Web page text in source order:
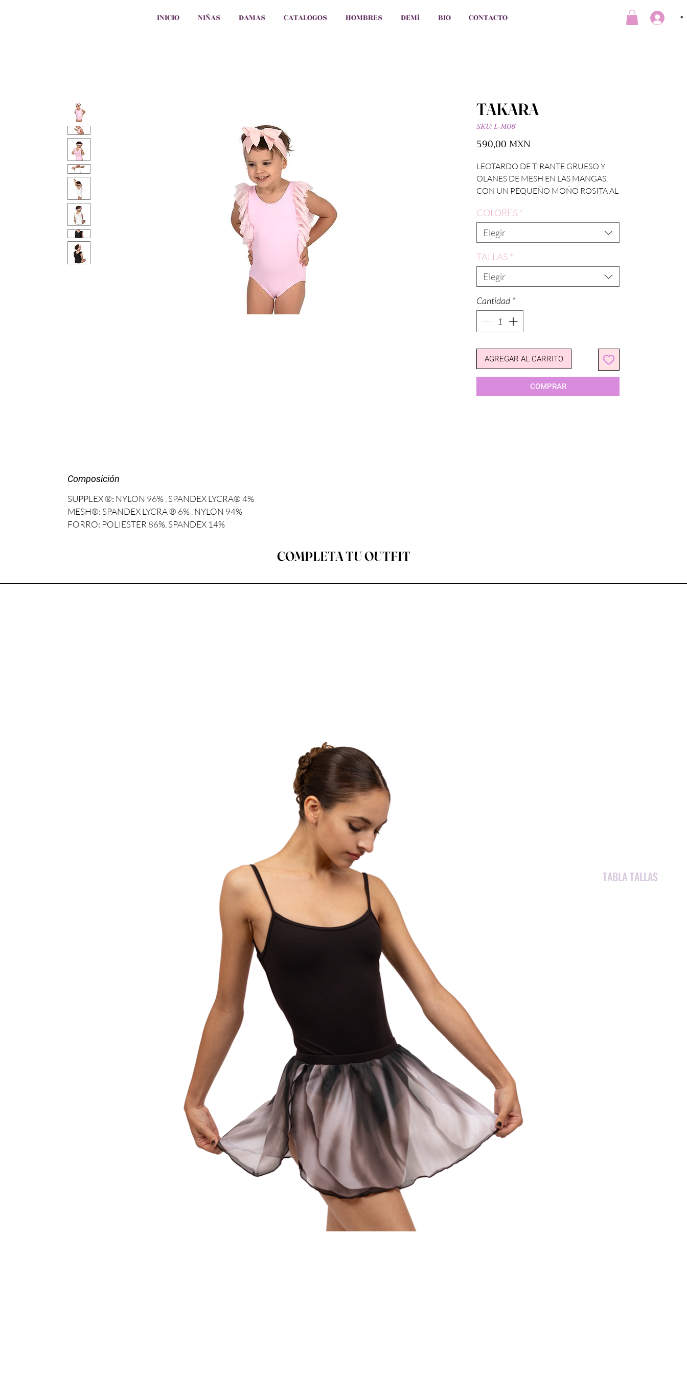
*
INICIO NIÑAS DAMAS CATALOGOS HOMBRES DEMi BIO CONTACTO
TABLA TALLAS
TAKARA
SKU: L-M06
590,00 MXN
LEOTARDO DE TIRANTE GRUESO Y
OLANES DE MESH EN LAS MANGAS,
CON UN PEQUEÑO MOÑO ROSITA AL
COLORES *
Elegir
TALLAS *
Elegir
Cantidad *
AGREGAR AL CARRITO
COMPRAR
Composición
SUPPLEX ®: NYLON 96% , SPANDEX LYCRA® 4%
MESH®: SPANDEX LYCRA ® 6% , NYLON 94%
FORRO: POLIESTER 86%, SPANDEX 14%
COMPLETA TU OUTFIT